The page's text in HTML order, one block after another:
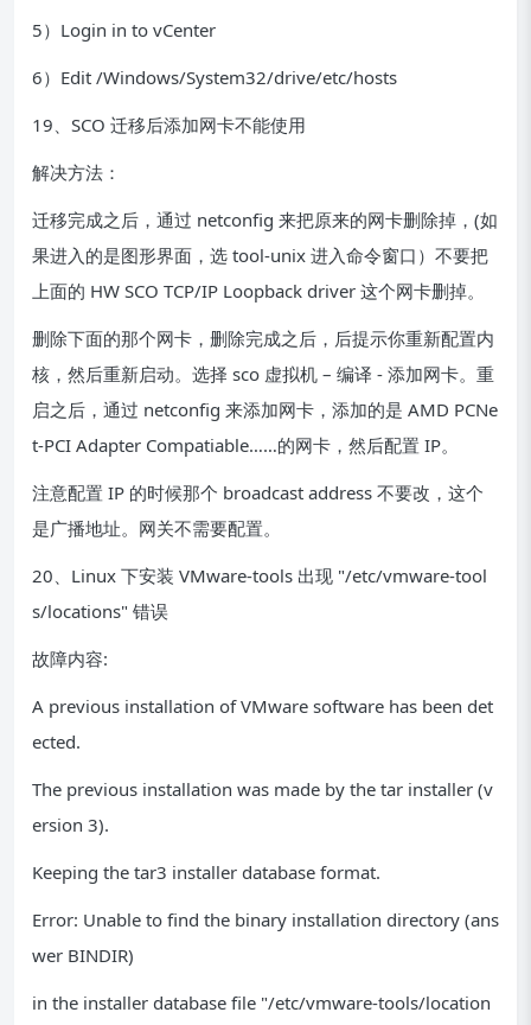
5）Login in to vCenter
6）Edit /Windows/System32/drive/etc/hosts
19、SCO 迁移后添加网卡不能使用
解决方法：
迁移完成之后，通过 netconfig 来把原来的网卡删除掉，(如
果进入的是图形界面，选 tool-unix 进入命令窗口）不要把
上面的 HW SCO TCP/IP Loopback driver 这个网卡删掉。
删除下面的那个网卡，删除完成之后，后提示你重新配置内
核，然后重新启动。选择 sco 虚拟机 – 编译 - 添加网卡。重
启之后，通过 netconfig 来添加网卡，添加的是 AMD PCNe
t-PCI Adapter Compatiable……的网卡，然后配置 IP。
注意配置 IP 的时候那个 broadcast address 不要改，这个
是广播地址。网关不需要配置。
20、Linux 下安装 VMware-tools 出现 "/etc/vmware-tool
s/locations" 错误
故障内容:
A previous installation of VMware software has been det
ected.
The previous installation was made by the tar installer (v
ersion 3).
Keeping the tar3 installer database format.
Error: Unable to find the binary installation directory (ans
wer BINDIR)
in the installer database file "/etc/vmware-tools/location